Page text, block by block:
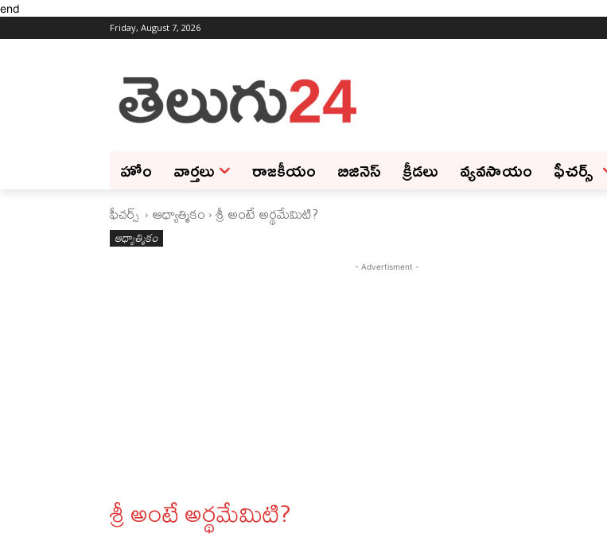
end
Friday, August 7, 2026
హోం వార్తలు రాజకీయం బిజినెస్‌ క్రీడలు వ్యవసాయం ఫీచ‌ర్స్ ‌
ఫీచ‌ర్స్ ‌ ఆధ్యాత్మికం శ్రీ అంటే అర్థమేమిటి?
ఆధ్యాత్మికం
- Advertisment -
శ్రీ అంటే అర్థమేమిటి?